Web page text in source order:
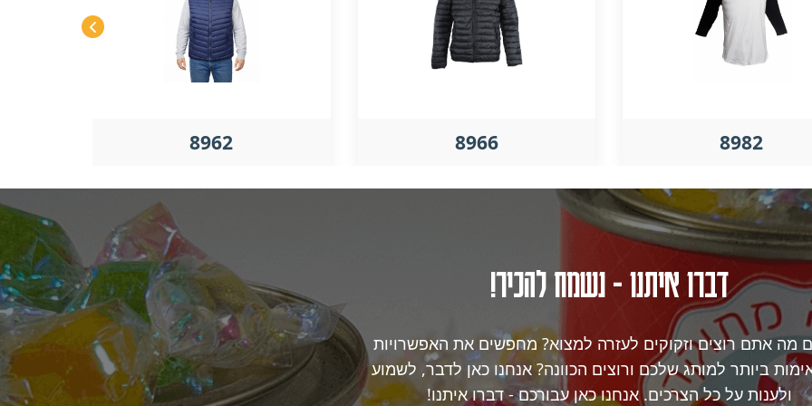
8982
8966
8962
דברו איתנו - נשמח להכיר!
מה אתם רוצים וזקוקים לעזרה למצוא? מחפשים את האפשרויות
ביותר למותג שלכם ורוצים הכוונה? אנחנו כאן לדבר, לשמוע
ולענות על כל הצרכים. אנחנו כאן עבורכם - דברו איתנו!